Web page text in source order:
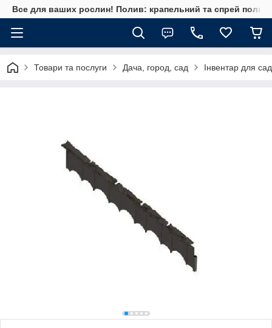
Все для ваших рослин! Полив: крапельний та спрей полив,
Товари та послуги Дача, город, сад Інвентар для